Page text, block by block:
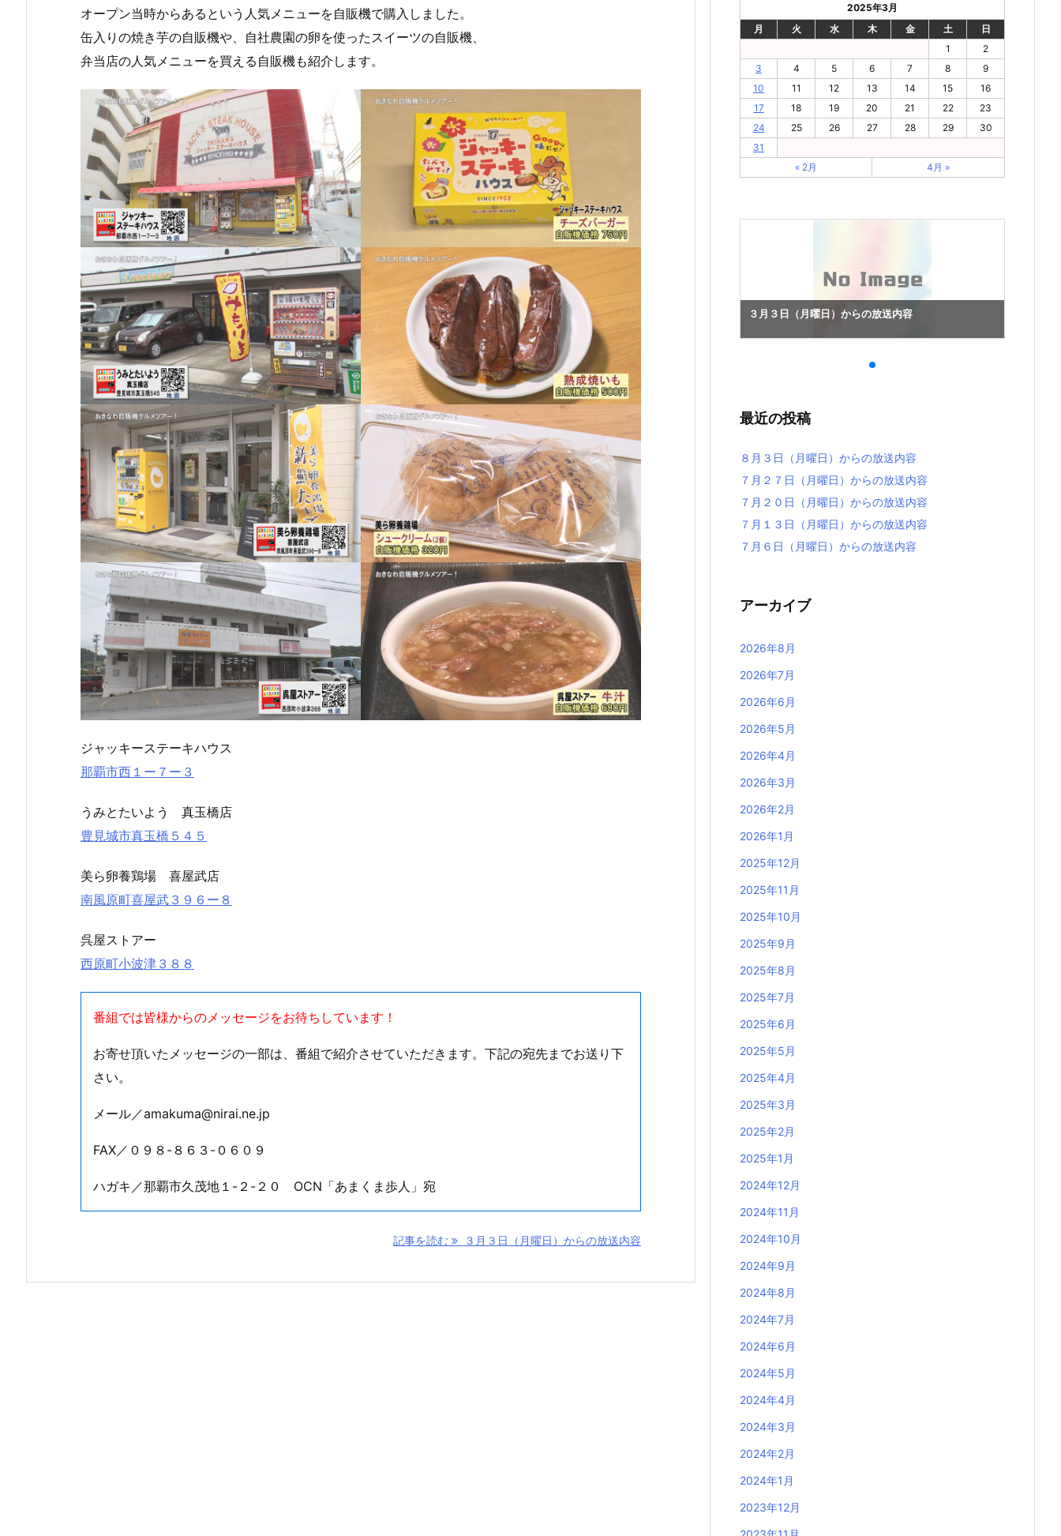
オープン当時からあるという人気メニューを自販機で購入しました。
缶入りの焼き芋の自販機や、自社農園の卵を使ったスイーツの自販機、
弁当店の人気メニューを買える自販機も紹介します。
ジャッキーステーキハウス
那覇市西１ー７ー３
うみとたいよう 真玉橋店
豊見城市真玉橋５４５
美ら卵養鶏場 喜屋武店
南風原町喜屋武３９６ー８
呉屋ストアー
西原町小波津３８８
番組では皆様からのメッセージをお待ちしています！
お寄せ頂いたメッセージの一部は、番組で紹介させていただきます。下記の宛先までお送り下
さい。
メール／amakuma@nirai.ne.jp
FAX／０９８-８６３-０６０９
ハガキ／那覇市久茂地１-２-２０ OCN「あまくま歩人」宛
記事を読む ３月３日（月曜日）からの放送内容
2025年3月
月
火 水 木 金 土
日
1
2
3
4 5 6 7 8
9
10
11 12 13 14 15
16
17
18 19 20 21 22
23
24
25 26 27 28 29
30
31
« 2月
4月 »
３月３日（月曜日）からの放送内容 ３月３日（月曜日）からの放送内容
最近の投稿
８月３日（月曜日）からの放送内容
７月２７日（月曜日）からの放送内容
７月２０日（月曜日）からの放送内容
７月１３日（月曜日）からの放送内容
７月６日（月曜日）からの放送内容
アーカイブ
2026年8月
2026年7月
2026年6月
2026年5月
2026年4月
2026年3月
2026年2月
2026年1月
2025年12月
2025年11月
2025年10月
2025年9月
2025年8月
2025年7月
2025年6月
2025年5月
2025年4月
2025年3月
2025年2月
2025年1月
2024年12月
2024年11月
2024年10月
2024年9月
2024年8月
2024年7月
2024年6月
2024年5月
2024年4月
2024年3月
2024年2月
2024年1月
2023年12月